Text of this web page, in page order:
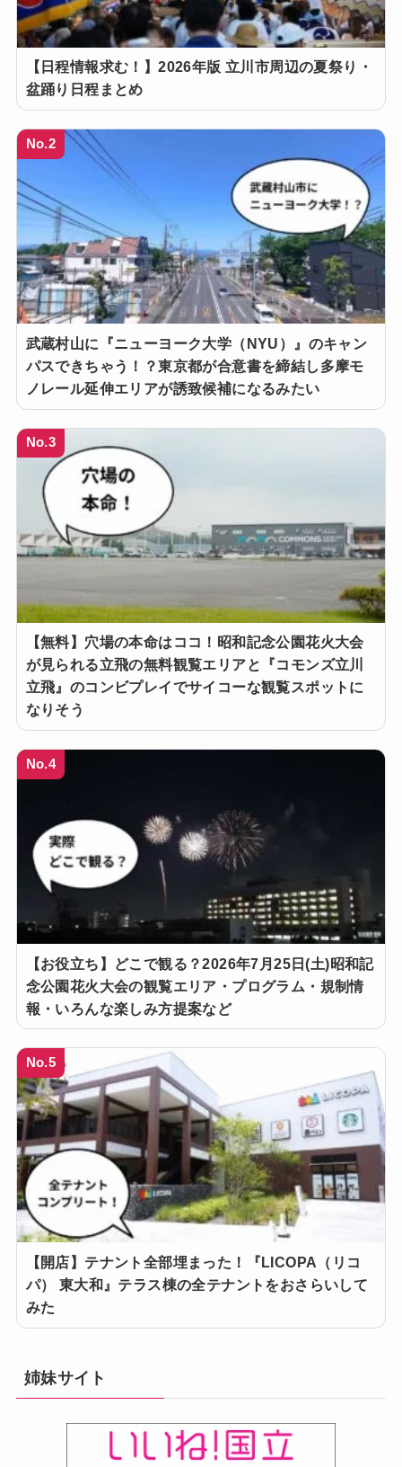
【日程情報求む！】2026年版 立川市周辺の夏祭り・
盆踊り日程まとめ
No.2
武蔵村山に『ニューヨーク大学（NYU）』のキャン
パスできちゃう！？東京都が合意書を締結し多摩モ
ノレール延伸エリアが誘致候補になるみたい
No.3
【無料】穴場の本命はココ！昭和記念公園花火大会
が見られる立飛の無料観覧エリアと『コモンズ立川
立飛』のコンビプレイでサイコーな観覧スポットに
なりそう
No.4
【お役立ち】どこで観る？2026年7月25日(土)昭和記
念公園花火大会の観覧エリア・プログラム・規制情
報・いろんな楽しみ方提案など
No.5
【開店】テナント全部埋まった！『LICOPA（リコ
パ） 東大和』テラス棟の全テナントをおさらいして
みた
姉妹サイト